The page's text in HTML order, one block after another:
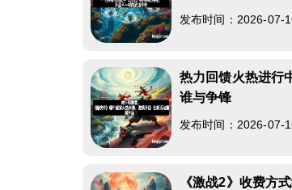
发布时间：2026-07-
热力回馈火热进行
谁与争锋
发布时间：2026-07-
《激战2》收费方